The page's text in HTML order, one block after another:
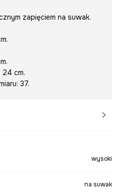
zapięciem na suwak.
24 cm.
37.
wysoki
na suwak